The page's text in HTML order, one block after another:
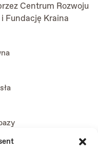
Centrum Rozwoju
i Fundację Kraina